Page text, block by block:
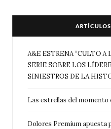
A&E ESTRENA “CULTO A
SERIE SOBRE LOS
SINIESTROS DE LA
Las estrellas del momento
Dolores Premium apuesta